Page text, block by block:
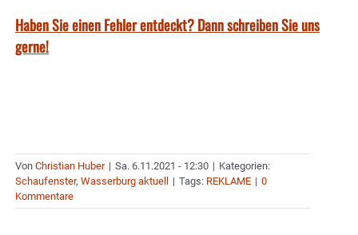
Haben Sie einen Fehler entdeckt? Dann schreiben Sie uns
gerne!
Von Christian Huber | Sa. 6.11.2021 - 12:30 | Kategorien:
Schaufenster, Wasserburg aktuell | Tags: REKLAME | 0
Kommentare